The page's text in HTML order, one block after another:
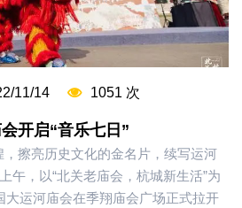
11/14 1051 次
开启“音乐七日”
擦亮历史文化的金名片，续写运河
午，以“北关老庙会，杭城新生活”为
大运河庙会在季翔庙会广场正式拉开